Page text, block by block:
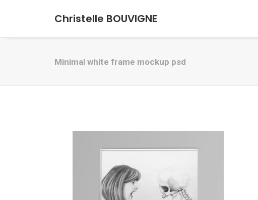
Christelle BOUVIGNE
Minimal white frame mockup psd